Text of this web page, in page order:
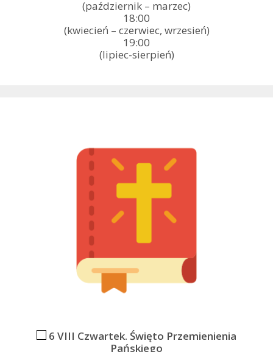
(październik – marzec)
18:00
(kwiecień – czerwiec, wrzesień)
19:00
(lipiec-sierpień)
6 VIII Czwartek. Święto Przemienienia
Pańskiego